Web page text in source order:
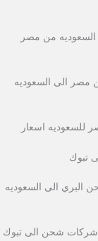
من مصر
الى السعوديه
اسعار
تبوك
البري الى السعوديه
شحن الى تبوك